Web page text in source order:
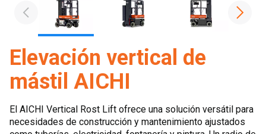
Elevación vertical de
mástil AICHI
El AICHI Vertical Rost Lift ofrece una solución versátil para
necesidades de construcción y mantenimiento ajustados